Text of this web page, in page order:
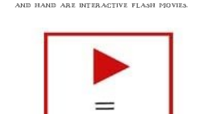
and hand are interactive flash movies.